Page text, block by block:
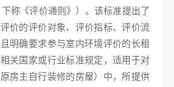
称《评价通则》）。该标准提出了
价的评价对象、评价指标、评价流
明确要求参与室内环境评价的长租
关国家或行业标准规定，适用于对
房主自行装修的房屋）中，所提供